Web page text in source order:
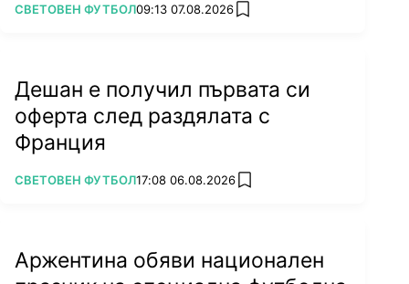
ПОВЕЧЕ ОТ
СВЕТОВЕН ФУТБОЛ09:13 07.08.2026 add favorites
Дешан е получил първата си
оферта след раздялата с
Франция
ПОВЕЧЕ ОТ
СВЕТОВЕН ФУТБОЛ17:08 06.08.2026 add favorites
Аржентина обяви национален